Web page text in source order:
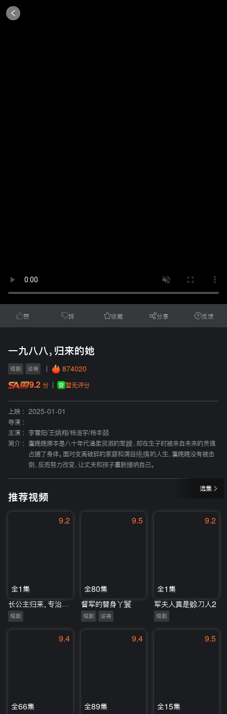
赞 踩 收藏 分享 反馈
一九八八，归来的她
短剧 逆袭 874020
9.2 分 暂无评分
上映 :
2025-01-01
导演 :
主演 :
李雪阳/王炳翔/杨浩宇/杨本燚
简介 :
虞晚晚原本是八十年代温柔贤淑的军嫂，却在生子时被来自未来的灵魂
占据了身体。面对支离破碎的家庭和满目疮痍的人生，虞晚晚没有被击
倒，反而努力改变，让丈夫和孩子重新接纳自己。
选集
推荐视频
9.2
全1集
短剧
9.5
全80集
督军的替身丫鬟
短剧 逆袭
9.2
全1集
军夫人竟是赊刀人2
短剧
9.4
全66集
9.4
全89集
9.5
全15集